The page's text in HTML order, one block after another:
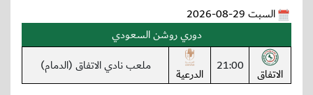
السبت 29-08-2026
دوري روشن السعودي
الاتفاق 21:00 الدرعية ملعب نادي الاتفاق (الدمام)